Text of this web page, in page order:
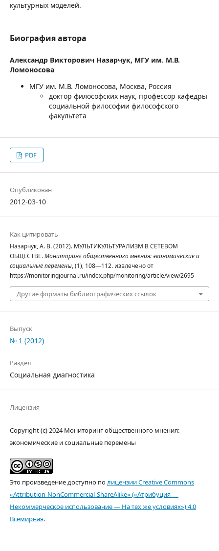
культурных моделей.
Биография автора
Александр Викторович Назарчук, МГУ им. М.В.
Ломоносова
МГУ им. М.В. Ломоносова, Москва, Россия
доктор философских наук, профессор кафедры
социальной философии философского
факультета
PDF
Опубликован
2012-03-10
Как цитировать
Назарчук, А. В. (2012). МУЛЬТИКУЛЬТУРАЛИЗМ В СЕТЕВОМ
ОБЩЕСТВЕ.Мониторинг общественного мнения: экономические и
социальные перемены, (1), 108—112. извлечено от
https://monitoringjournal.ru/index.php/monitoring/article/view/2695
Другие форматы библиографических ссылок
Выпуск
№ 1 (2012)
Раздел
Социальная диагностика
Лицензия
Copyright (c) 2024 Мониторинг общественного мнения:
экономические и социальные перемены
Это произведение доступно полицензии Creative Commons
«Attribution-NonCommercial-ShareAlike» («Атрибуция —
Некоммерческое использование — На тех же условиях») 4.0
Всемирная.